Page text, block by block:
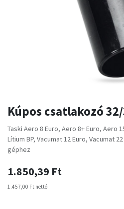
Kúpos csatlakozó
Taski Aero 8 Euro, Aero 8+ Euro, Aero
Lítium BP, Vacumat 12 Euro, Vacumat
géphez
1.850,39 Ft
1.457,00 Ft nettó